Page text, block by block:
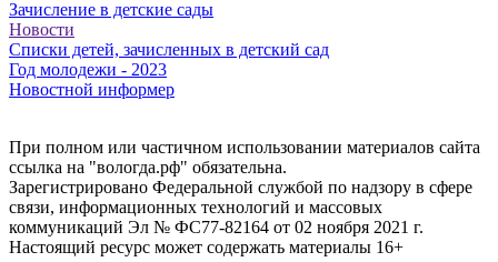
Зачисление в детские сады
Новости
Списки детей, зачисленных в детский сад
Год молодежи - 2023
Новостной информер
При полном или частичном использовании материалов сайта
ссылка на "вологда.рф" обязательна.
Зарегистрировано Федеральной службой по надзору в сфере
связи, информационных технологий и массовых
коммуникаций Эл № ФС77-82164 от 02 ноября 2021 г.
Настоящий ресурс может содержать материалы 16+